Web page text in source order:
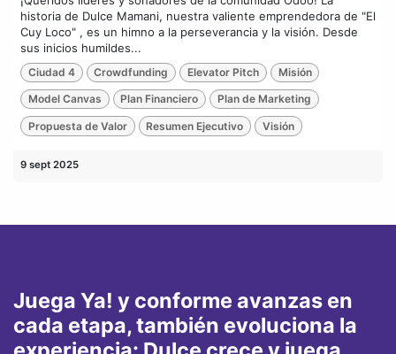
historia de Dulce Mamani, nuestra valiente emprendedora de "El
Cuy Loco" , es un himno a la perseverancia y la visión. Desde
sus inicios humildes...
Ciudad 4 Crowdfunding Elevator Pitch Misión
Model Canvas Plan Financiero Plan de Marketing
Propuesta de Valor Resumen Ejecutivo Visión
9 sept 2025
Juega Ya! y conforme avanzas en
cada etapa, también evoluciona la